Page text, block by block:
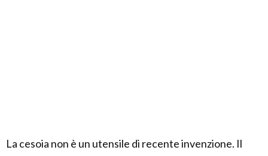
La cesoia non è un utensile di recente invenzione. Il